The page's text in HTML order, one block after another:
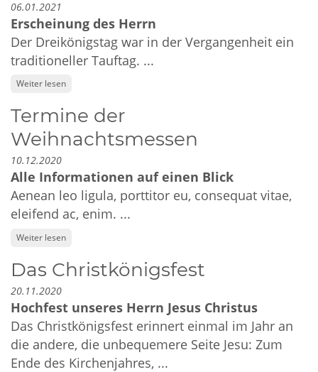
06.01.2021
Erscheinung des Herrn
Der Dreikönigstag war in der Vergangenheit ein
traditioneller Tauftag. ...
Weiter lesen
Termine der
Weihnachtsmessen
10.12.2020
Alle Informationen auf einen Blick
Aenean leo ligula, porttitor eu, consequat vitae,
eleifend ac, enim. ...
Weiter lesen
Das Christkönigsfest
20.11.2020
Hochfest unseres Herrn Jesus Christus
Das Christkönigsfest erinnert einmal im Jahr an
die andere, die unbequemere Seite Jesu: Zum
Ende des Kirchenjahres, ...